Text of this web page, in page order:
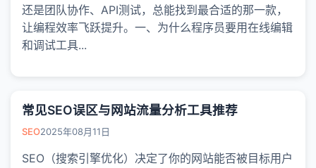
还是团队协作、API测试，总能找到最合适的那一款，
让编程效率飞跃提升。一、为什么程序员要用在线编辑
和调试工具...
常见SEO误区与网站流量分析工具推荐
SEO2025年08月11日
SEO（搜索引擎优化）决定了你的网站能否被目标用户